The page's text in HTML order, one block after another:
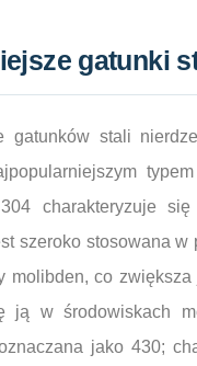
gatunki
gatunków stali
charakteryzuje
szeroko stosowana
molibden, co
ją w środowiskach
jako 430;